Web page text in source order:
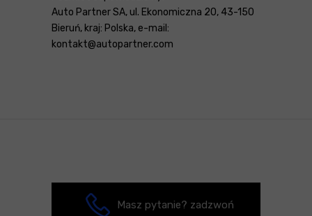
Auto Partner SA, ul. Ekonomiczna 20, 43-150
Bieruń, kraj: Polska, e-mail:
kontakt@autopartner.com
Masz pytanie? zadzwoń